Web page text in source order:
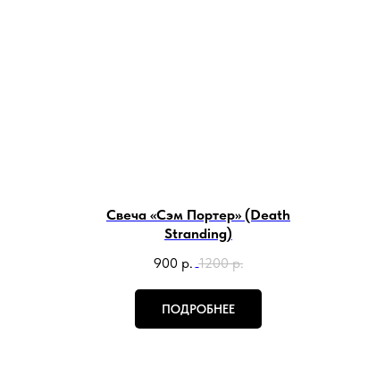
Свеча «Сэм Портер» (Death
Stranding)
900 р. 1200 р.
ПОДРОБНЕЕ